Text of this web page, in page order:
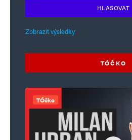
HLASOVAT
Zobrazit výsledky
TÓČKO
TÓčko